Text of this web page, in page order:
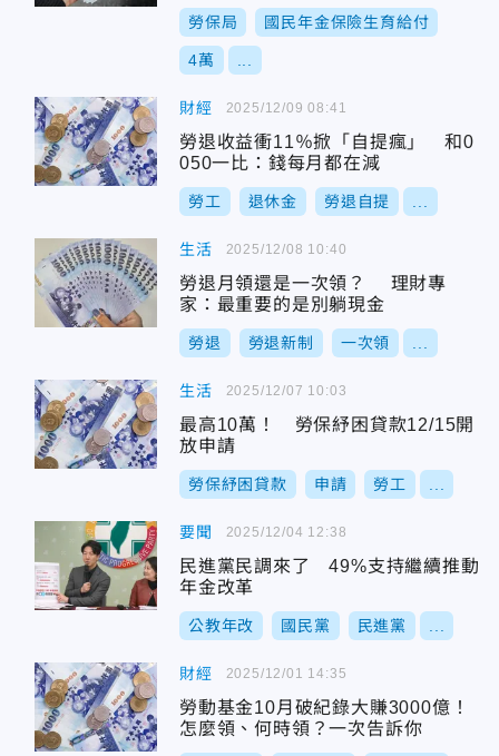
勞保局 國民年金保險生育給付
4萬
財經
勞退收益衝11％掀「自提瘋」 和0
050一比：錢每月都在減
勞工 退休金 勞退自提
2025/12/09 08:41
生活
勞退月領還是一次領？ 理財專
家：最重要的是別躺現金
勞退 勞退新制 一次領
2025/12/08 10:40
生活
最高10萬！ 勞保紓困貸款12/15開
放申請
勞保紓困貸款 申請 勞工
2025/12/07 10:03
要聞
民進黨民調來了 49%支持繼續推動
年金改革
公教年改 國民黨 民進黨
2025/12/04 12:38
財經
勞動基金10月破紀錄大賺3000億！
怎麼領、何時領？一次告訴你
2025/12/01 14:35